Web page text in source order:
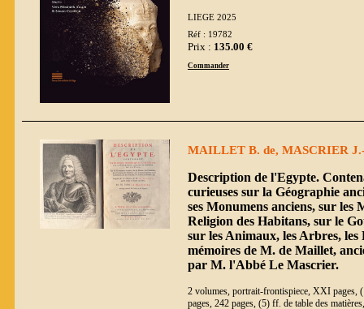
LIEGE 2025
Réf : 19782
Prix : 135.00 €
Commander
MAILLET B. de, MASCRIER
Description de l'Egypte.
curieuses sur la Géographie
ses Monumens anciens, sur les
Religion des Habitans, sur le
sur les Animaux, les Arbres, les
mémoires de M. de Maillet,
par M. l'Abbé Le Mascrier.
2 volumes, portrait-frontispiece, XXI pages,
pages, 242 pages, (5) ff. de table des